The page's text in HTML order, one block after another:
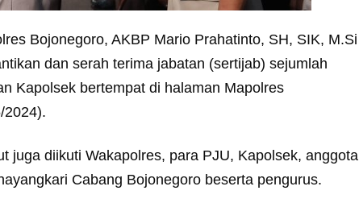
Bojonegoro, AKBP Mario Prahatinto, SH, SIK, M.Si
dan serah terima jabatan (sertijab) sejumlah
Kapolsek bertempat di halaman Mapolres
2024).
juga diikuti Wakapolres, para PJU, Kapolsek, anggota
Cabang Bojonegoro beserta pengurus.